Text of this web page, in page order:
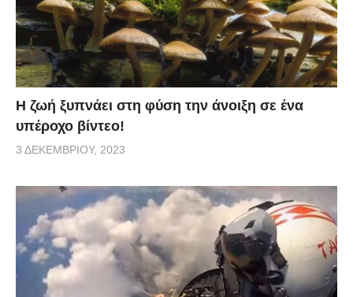
Η ζωή ξυπνάει στη φύση την άνοιξη σε ένα
υπέροχο βίντεο!
3 ΔΕΚΕΜΒΡΊΟΥ, 2023